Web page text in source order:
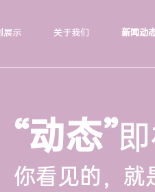
展示 关于我们 新闻动
“动态”
你看见的，就